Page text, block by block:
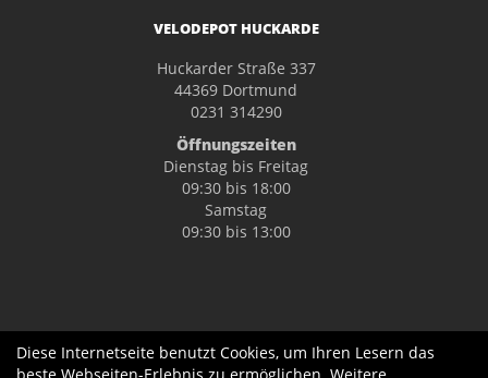
VELODEPOT HUCKARDE
Huckarder Straße 337
44369 Dortmund
0231 314290
Öffnungszeiten
Dienstag bis Freitag
09:30 bis 18:00
Samstag
09:30 bis 13:00
Diese Internetseite benutzt Cookies, um Ihren Lesern das